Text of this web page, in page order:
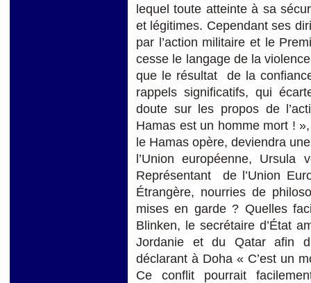
lequel toute atteinte à sa
et légitimes. Cependant ses
par l’action militaire et le
cesse le langage de la
que le résultat de la
rappels significatifs, qui
doute sur les propos de
Hamas est un homme mort !
le Hamas opère, deviendra
l’Union européenne,
Représentant de l’Union
Étrangère, nourries de
mises en garde ? Quelles
Blinken, le secrétaire d’État
Jordanie et du Qatar afin
déclarant à Doha « C’est un
Ce conflit pourrait